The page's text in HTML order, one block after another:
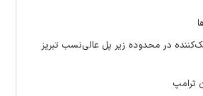
در محدوده زیر پل عالی‌نسب تبریز
ترامپ